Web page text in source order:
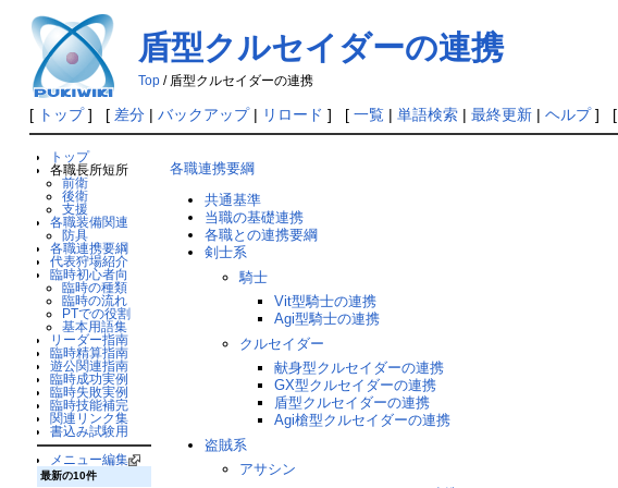
盾型クルセイダーの連携
Top/ 盾型クルセイダーの連携
[ トップ] [ 差分| バックアップ| リロード ] [ 一覧| 単語検索| 最終更新| ヘルプ] [
トップ
各職長所短所
前衛
後衛
支援
各職装備関連
防具
各職連携要綱
代表狩場紹介
臨時初心者向
臨時の種類
臨時の流れ
PTでの役割
基本用語集
リーダー指南
臨時精算指南
遊公関連指南
臨時成功実例
臨時失敗実例
臨時技能補完
関連リンク集
書込み試験用
メニュー編集
最新の10件
各職連携要綱
共通基準
当職の基礎連携
各職との連携要綱
剣士系
騎士
Vit型騎士の連携
Agi型騎士の連携
クルセイダー
献身型クルセイダーの連携
GX型クルセイダーの連携
盾型クルセイダーの連携
Agi槍型クルセイダーの連携
盗賊系
アサシン